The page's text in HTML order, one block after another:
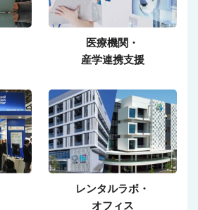
医療機関・
産学連携支援
レンタルラボ・
オフィス